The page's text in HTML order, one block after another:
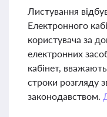
Листування
Електронного
користувача за
електронних
кабінет,
строки розгляду
законодавством.